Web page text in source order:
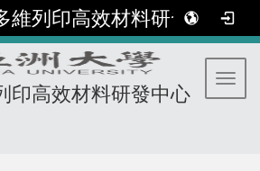
維列印高效材料研發中心
印高效材料研發中心